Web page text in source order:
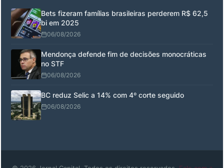
Bets fizeram famílias brasileiras perderem R$ 62,5
bi em 2025
06/08/2026
Mendonça defende fim de decisões monocráticas
no STF
06/08/2026
BC reduz Selic a 14% com 4º corte seguido
06/08/2026